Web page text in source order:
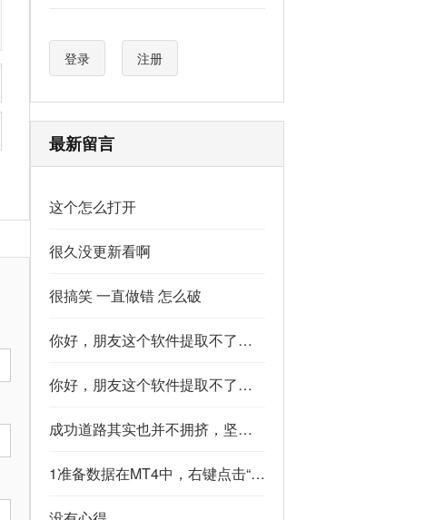
登录 注册
最新留言
这个怎么打开
很久没更新看啊
很搞笑 一直做错 怎么破
你好，朋友这个软件提取不了如果你看到了，能不能把这个纯净版的发我邮箱里不
你好，朋友这个软件提取不了如果你看到了，能不能把这个纯净版的发我邮箱里不
成功道路其实也并不拥挤，坚持下去的人，少之又少,说的真好
1准备数据在MT4中，右键点击“账户历史” → 选择“保存为详细户口结单” → 保存为一个HTML文件。用Excel打开这个HTML文件，或者打开它并复制全部内容，粘贴到一个空白Excel工作表中。2使用你的.xlsm文件打开你已经保存好的“MT4报表合并神器.xlsm”文件。将上一步中未处理的两行数据，复制并粘贴到这个.xlsm文件的第一个工作表中。3运行宏在Excel中，按快捷键 Alt + F8 打开“宏”对话框。选择名为 MergeMT4Statement_Ultimate 的宏，然后点击“执行”或“运行”。4完成宏运行后，你会发现原本错位成两行的数据，已经自动合并成一行了。